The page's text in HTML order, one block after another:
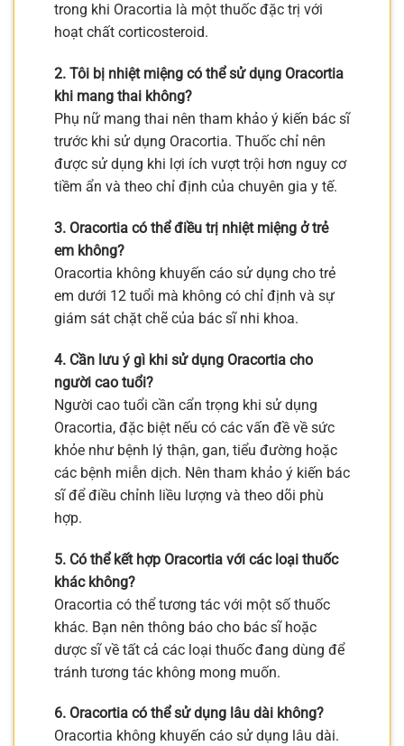
trong khi Oracortia là một thuốc đặc trị với
hoạt chất corticosteroid.
2. Tôi bị nhiệt miệng có thể sử dụng Oracortia
khi mang thai không?
Phụ nữ mang thai nên tham khảo ý kiến bác sĩ
trước khi sử dụng Oracortia. Thuốc chỉ nên
được sử dụng khi lợi ích vượt trội hơn nguy cơ
tiềm ẩn và theo chỉ định của chuyên gia y tế.
3. Oracortia có thể điều trị nhiệt miệng ở trẻ
em không?
Oracortia không khuyến cáo sử dụng cho trẻ
em dưới 12 tuổi mà không có chỉ định và sự
giám sát chặt chẽ của bác sĩ nhi khoa.
4. Cần lưu ý gì khi sử dụng Oracortia cho
người cao tuổi?
Người cao tuổi cần cẩn trọng khi sử dụng
Oracortia, đặc biệt nếu có các vấn đề về sức
khỏe như bệnh lý thận, gan, tiểu đường hoặc
các bệnh miễn dịch. Nên tham khảo ý kiến bác
sĩ để điều chỉnh liều lượng và theo dõi phù
hợp.
5. Có thể kết hợp Oracortia với các loại thuốc
khác không?
Oracortia có thể tương tác với một số thuốc
khác. Bạn nên thông báo cho bác sĩ hoặc
dược sĩ về tất cả các loại thuốc đang dùng để
tránh tương tác không mong muốn.
6. Oracortia có thể sử dụng lâu dài không?
Oracortia không khuyến cáo sử dụng lâu dài.